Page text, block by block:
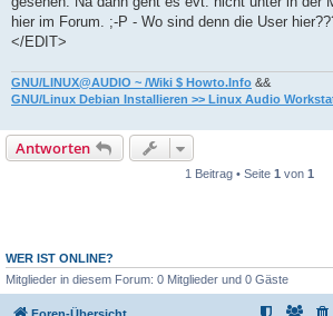
hier im Forum. ;-P - Wo sind denn die User
</EDIT>
GNU/LINUX@AUDIO ~ /Wiki $ Howto.Info &&
GNU/Linux Debian Installieren >> Linux Audio
Antworten
1 Beitrag • Seite 1 von 1
WER IST ONLINE?
Mitglieder in diesem Forum: 0 Mitglieder und 0 Gäste